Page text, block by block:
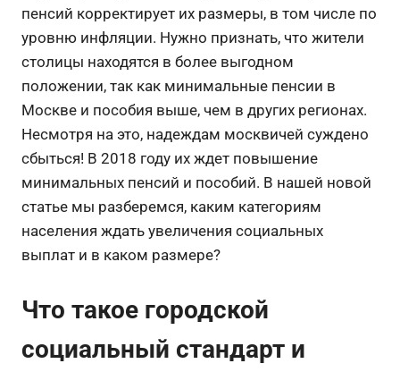
пенсий корректирует их размеры, в том числе по
уровню инфляции. Нужно признать, что жители
столицы находятся в более выгодном
положении, так как минимальные пенсии в
Москве и пособия выше, чем в других регионах.
Несмотря на это, надеждам москвичей суждено
сбыться! В 2018 году их ждет повышение
минимальных пенсий и пособий. В нашей новой
статье мы разберемся, каким категориям
населения ждать увеличения социальных
выплат и в каком размере?
Что такое городской
социальный стандарт и